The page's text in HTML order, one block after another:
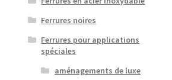
Ferrures noires
Ferrures pour applications
spéciales
aménagements de luxe